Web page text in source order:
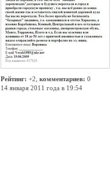
Рейтинг: +2, комментариев: 0
14 января 2011 года в 19:54